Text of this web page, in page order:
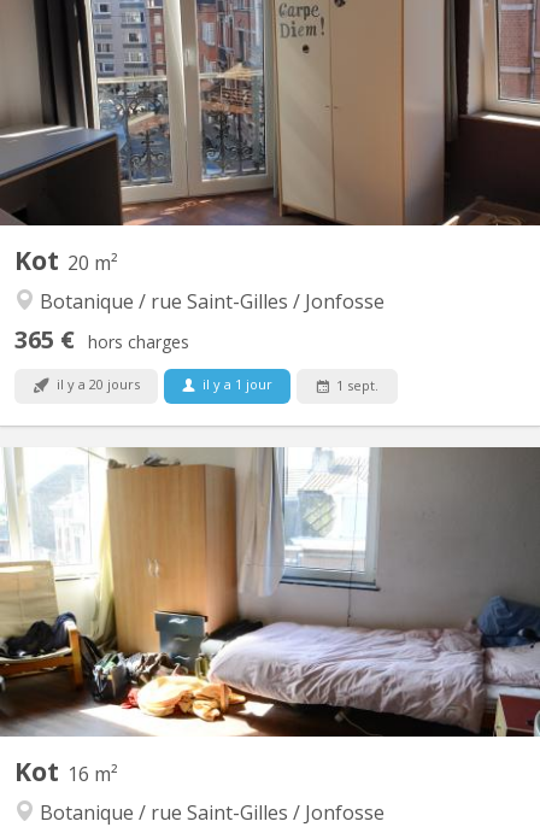
possible 1 grande cuisine commune pour 6 kots Par étage: 2 kots
qui partagent une salle de bain et un w-c. UNIQUEMENT FILLE
Un évier dans chaque chambre. superficie : 4m x 4m (+/- 16m²)
entièrement meublé, vinyl au...
Kot 20 m²
Botanique / rue Saint-Gilles / Jonfosse
365 € hors charges
il y a 20 jours il y a 1 jour 1 sept.
KL 15364
4 chambres de libres avec permis de location !!! ===>domiciliation
possible UNIQUEMENT FILLE 1 grande cuisine commune pour 6
kots Par étage: 2 kots qui partagent une salle de bain et un w-c.
UNIQUEMENT FILLE Un évier dans chaque chambre. superficie :
4m x 4m (+/- 16m²) entièrement meublé, vinyl...
Kot 16 m²
Botanique / rue Saint-Gilles / Jonfosse